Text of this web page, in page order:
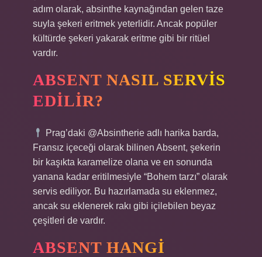
adım olarak, absinthe kaynağından gelen taze
suyla şekeri eritmek yeterlidir. Ancak popüler
kültürde şekeri yakarak eritme gibi bir ritüel
vardır.
ABSENT NASIL SERVIS
EDILIR?
Prag’daki @Absintherie adlı harika barda,
Fransız içeceği olarak bilinen Absent, şekerin
bir kaşıkta karamelize olana ve en sonunda
yanana kadar eritilmesiyle “Bohem tarzı” olarak
servis ediliyor. Bu hazırlamada su eklenmez,
ancak su eklenerek rakı gibi içilebilen beyaz
çeşitleri de vardır.
ABSENT HANGI